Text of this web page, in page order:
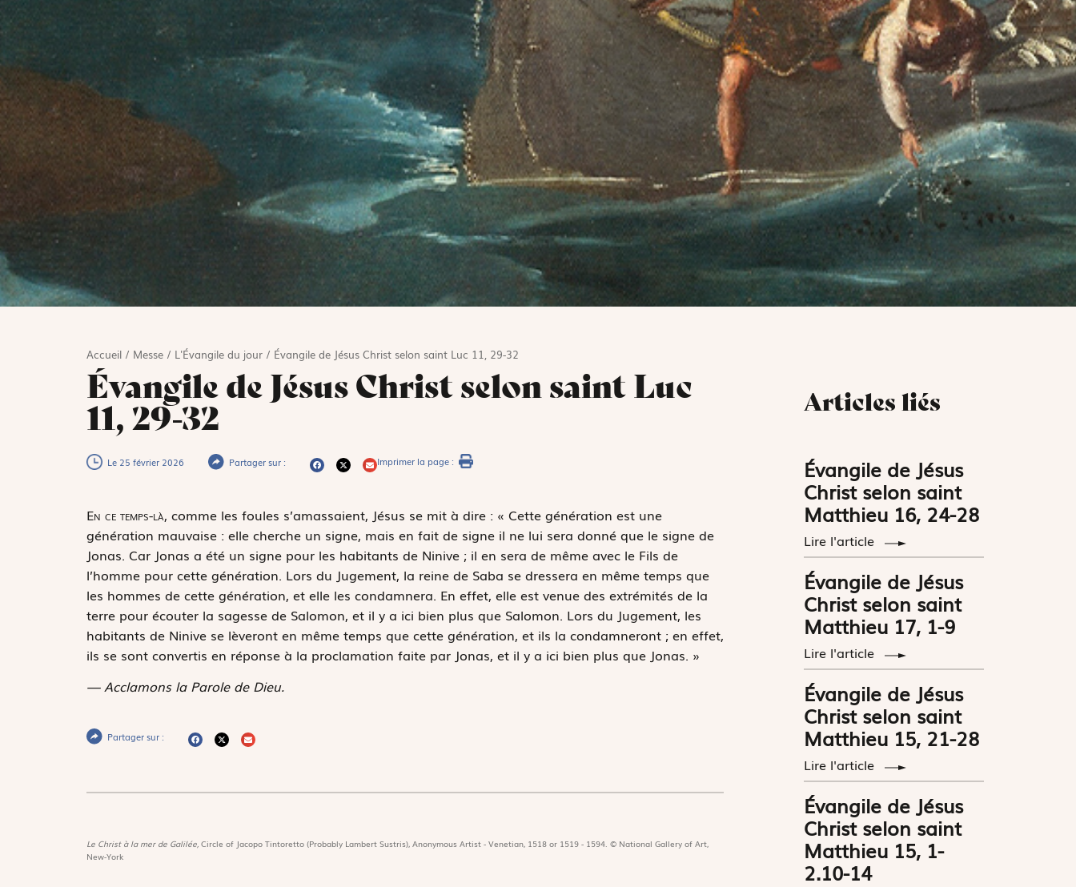
Accueil/ Messe/ L'Évangile du jour/ Évangile de Jésus Christ selon saint Luc 11, 29-32
Évangile de Jésus Christ selon saint Luc
11, 29-32
Le 25 février 2026 Partager sur : Imprimer la page :
En ce temps-là, comme les foules s’amassaient, Jésus se mit à dire : « Cette génération est une
génération mauvaise : elle cherche un signe, mais en fait de signe il ne lui sera donné que le signe de
Jonas. Car Jonas a été un signe pour les habitants de Ninive ; il en sera de même avec le Fils de
l’homme pour cette génération. Lors du Jugement, la reine de Saba se dressera en même temps que
les hommes de cette génération, et elle les condamnera. En effet, elle est venue des extrémités de la
terre pour écouter la sagesse de Salomon, et il y a ici bien plus que Salomon. Lors du Jugement, les
habitants de Ninive se lèveront en même temps que cette génération, et ils la condamneront ; en effet,
ils se sont convertis en réponse à la proclamation faite par Jonas, et il y a ici bien plus que Jonas. »
— Acclamons la Parole de Dieu.
Partager sur :
Le Christ à la mer de Galilée, Circle of Jacopo Tintoretto (Probably Lambert Sustris), Anonymous Artist - Venetian, 1518 or 1519 - 1594. © National Gallery of Art,
New-York
Articles liés
Évangile de Jésus
Christ selon saint
Matthieu 16, 24-28
Lire l'article
Évangile de Jésus
Christ selon saint
Matthieu 17, 1-9
Lire l'article
Évangile de Jésus
Christ selon saint
Matthieu 15, 21-28
Lire l'article
Évangile de Jésus
Christ selon saint
Matthieu 15, 1-
2.10-14